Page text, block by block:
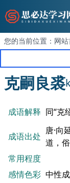
您的当前位置： 网
克嗣良裘
成语解释 同“克
成语出处
唐·向
道，
常用程度
感情色彩 中性